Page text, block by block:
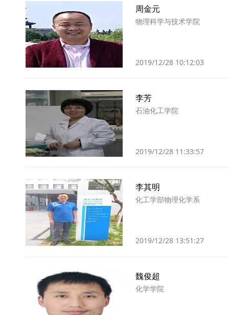
周金元
物理科学与技术学院
2019/12/28 10:12:03
李芳
石油化工学院
2019/12/28 11:33:57
李其明
化工学部物理化学系
2019/12/28 13:51:27
魏俊超
化学学院